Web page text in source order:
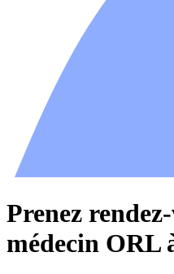
Prenez
médecin ORL